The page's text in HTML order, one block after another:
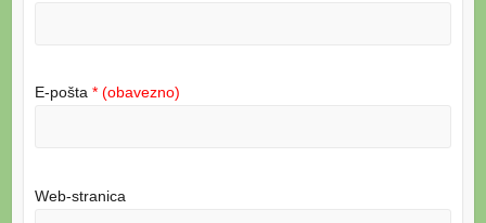
E-pošta * (obavezno)
Web-stranica